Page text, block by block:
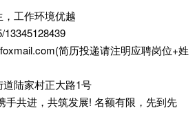
工作环境优越
13345128439
简历投递请注明应聘岗位+姓
陆家村正大路1号
手共进，共筑发展! 名额有限，先到先